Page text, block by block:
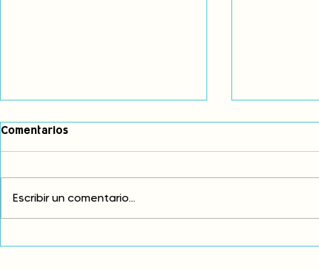
Comentarios
Escribir un comentario...